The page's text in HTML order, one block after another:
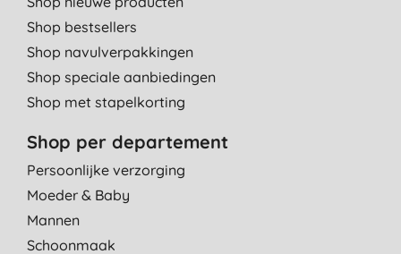
Shop bestsellers
Shop navulverpakkingen
Shop speciale aanbiedingen
Shop met stapelkorting
Shop per departement
Persoonlijke verzorging
Moeder & Baby
Mannen
Schoonmaak